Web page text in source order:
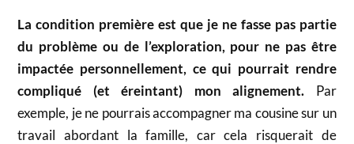
La condition première est que je ne fasse pas partie
du problème ou de l’exploration, pour ne pas être
impactée personnellement, ce qui pourrait rendre
compliqué (et éreintant) mon alignement. Par
exemple, je ne pourrais accompagner ma cousine sur un
travail abordant la famille, car cela risquerait de